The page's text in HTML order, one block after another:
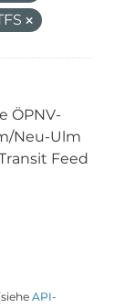
ÖPNV-
Neu-Ulm
Feed
API-